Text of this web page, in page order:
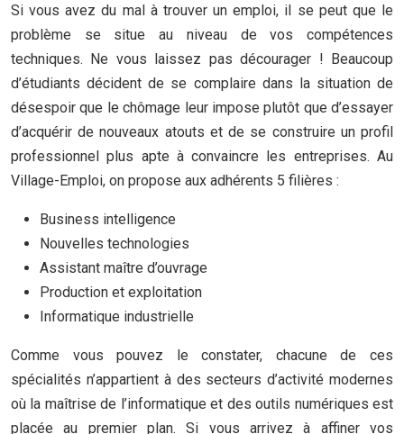
Si vous avez du mal à trouver un emploi, il se peut que le
problème se situe au niveau de vos compétences
techniques. Ne vous laissez pas décourager ! Beaucoup
d’étudiants décident de se complaire dans la situation de
désespoir que le chômage leur impose plutôt que d’essayer
d’acquérir de nouveaux atouts et de se construire un profil
professionnel plus apte à convaincre les entreprises. Au
Village-Emploi, on propose aux adhérents 5 filières :
Business intelligence
Nouvelles technologies
Assistant maître d’ouvrage
Production et exploitation
Informatique industrielle
Comme vous pouvez le constater, chacune de ces
spécialités n’appartient à des secteurs d’activité modernes
où la maîtrise de l’informatique et des outils numériques est
placée au premier plan. Si vous arrivez à affiner vos